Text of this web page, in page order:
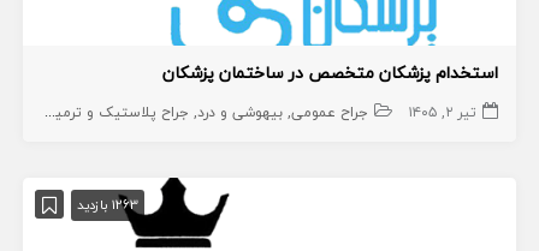
استخدام پزشکان متخصص در ساختمان پزشکان
تیر ۲, ۱۴۰۵ جراح عمومی بیهوشی و درد جراح پلاستیک و ترمیمی
1263 بازدید